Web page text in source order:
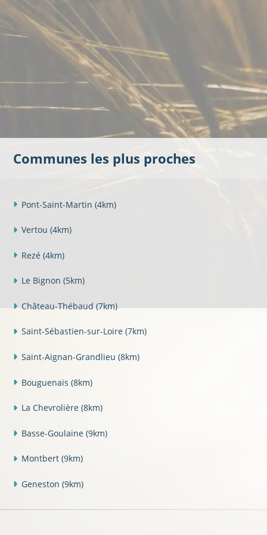
Communes les plus proches
Pont-Saint-Martin (4km)
Vertou (4km)
Rezé (4km)
Le Bignon (5km)
Château-Thébaud (7km)
Saint-Sébastien-sur-Loire (7km)
Saint-Aignan-Grandlieu (8km)
Bouguenais (8km)
La Chevrolière (8km)
Basse-Goulaine (9km)
Montbert (9km)
Geneston (9km)